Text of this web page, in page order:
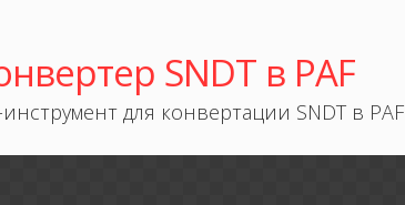
SNDT в PAF
для конвертации SNDT в PAF